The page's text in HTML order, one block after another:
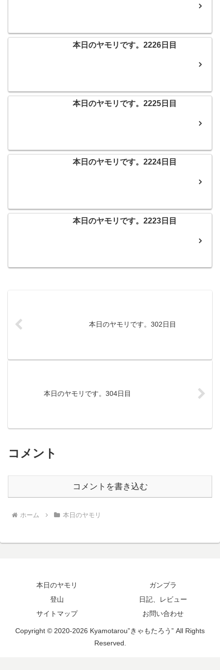
本日のヤモリです。2226日目
本日のヤモリです。2225日目
本日のヤモリです。2224日目
本日のヤモリです。2223日目
本日のヤモリです。302日目
本日のヤモリです。304日目
コメント
コメントを書き込む
ホーム 本日のヤモリ
本日のヤモリ
ガンプラ
登山
日記、レビュー
サイトマップ
お問い合わせ
Copyright © 2020-2026 Kyamotarou”きゃもたろう” All Rights
Reserved.